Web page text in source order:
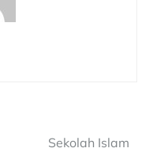
Sekolah Islam